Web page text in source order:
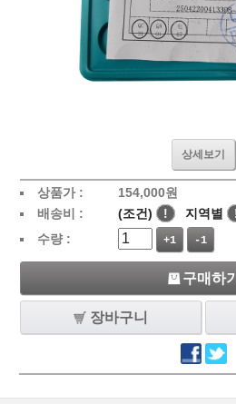
상세보기
상품가 : 154,000원
배송비 :
(조건) ! 지역별
수량 :
+1 -1
구매하기
장바구니